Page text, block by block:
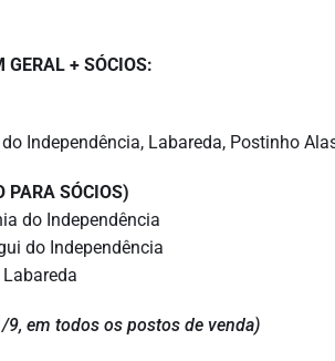
+ SÓCIOS:
Independência, Labareda, Postinho
PARA SÓCIOS)
do Independência
do Independência
9, em todos os postos de venda)